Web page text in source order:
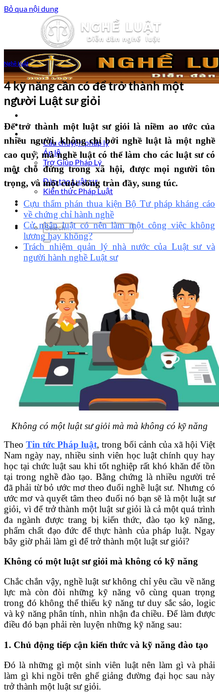
Bỏ qua nội dung
Luật sư tư vấn
Vấn đề pháp lý
Câu chuyện pháp lý
Án lệ
Trợ Giúp Pháp Lý
Nghề Luật
Đào tạo Luật sư
Kiến thức Pháp Luật
Kinh nghiệm – Kỹ năng
Tin tức pháp luật
Nghề Luật
4 kỹ năng cần có để trở thành một
người Luật sư giỏi
Để trở thành một luật sư giỏi là niềm ao ước của
nhiều người, không chỉ bởi nghề luật là một nghề
cao quý, mà nghề luật có thể làm cho các luật sư có
một chỗ đứng trong xã hội, được mọi người tôn
trọng, và một cuộc sống tràn đầy, sung túc.
Cựu thẩm phán thua kiện Bộ Tư pháp kháng cáo
về chứng chỉ hành nghề
Cử nhân luật có nên làm một công việc không
lương hay không?
Trách nhiệm quản lý nhà nước của Luật sư và
người hành nghề Luật sư
Không có một luật sư giỏi mà mà không có kỹ năng
Theo Tin tức Pháp luật, trong bối cảnh của xã hội Việt
Nam ngày nay, nhiều sinh viên học luật chính quy hay
học tại chức luật sau khi tốt nghiệp rất khó khăn để tồn
tại trong nghề đào tạo. Bằng chứng là nhiều người trẻ
đã phải từ bỏ ước mơ theo đuổi nghề luật sư. Nhưng có
ước mơ và quyết tâm theo đuổi nó bạn sẽ là một luật sư
giỏi, vì để trở thành một luật sư giỏi là cả một quá trình
đa ngành được trang bị kiến ​​thức, đào tạo kỹ năng,
phẩm chất đạo đức để thực hành của pháp luật. Ngay
bây giờ phải làm gì để trở thành một luật sư giỏi?
Không có một luật sư giỏi mà không có kỹ năng
Chắc chắn vậy, nghề luật sư không chỉ yêu cầu về năng
lực mà còn đòi những kỹ năng vô cùng quan trọng
trong đó không thể thiếu kỹ năng tư duy sắc sảo, logic
và kỹ năng phân tính, nhìn nhận đa chiều. Để làm được
điều đó bạn phải rèn luyện những kỹ năng sau:
1. Chủ động tiếp cận kiến ​​thức và kỹ năng đào tạo
Đó là những gì một sinh viên luật nên làm gì và phải
làm gì khi ngồi trên ghế giảng đường đại học sau này
trở thành một luật sư giỏi.